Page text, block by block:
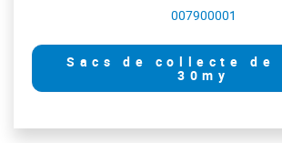
007900001
Sacs de collecte de
30my